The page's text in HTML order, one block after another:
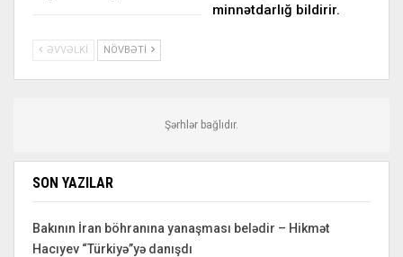
minnətdarlığ bildirir.
ƏVVƏLKI NÖVBƏTI
Şərhlər bağlıdır.
SON YAZILAR
Bakının İran böhranına yanaşması belədir – Hikmət
Hacıyev “Türkiyə”yə danışdı